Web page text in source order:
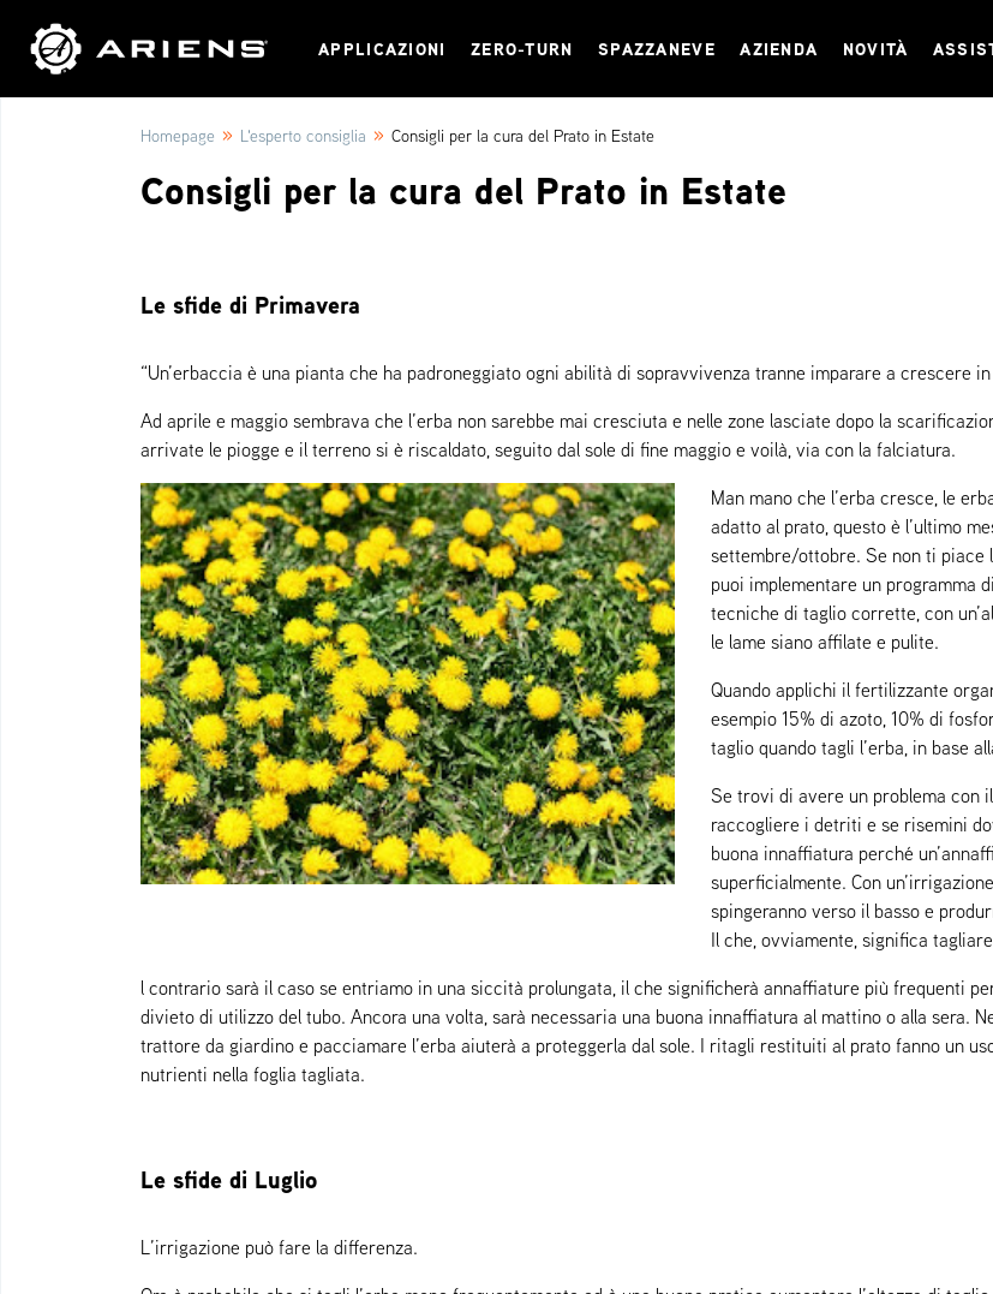
APPLICAZIONI ZERO-TURN SPAZZANEVE AZIENDA NOVITÀ
Homepage » L'esperto consiglia » Consigli per la cura del Prato in Estate
Consigli per la cura del Prato in Estate
Le sfide di Primavera
“Un’erbaccia è una pianta che ha padroneggiato ogni abilità di sopravvivenza tranne imparare a crescere
Ad aprile e maggio sembrava che l’erba non sarebbe mai cresciuta e nelle zone lasciate dopo la
arrivate le piogge e il terreno si è riscaldato, seguito dal sole di fine maggio e voilà, via con la falciatura.
Man mano che l’erba cresce, le
adatto al prato, questo è l’ultimo
settembre/ottobre. Se non ti piace
puoi implementare un programma
tecniche di taglio corrette, con
le lame siano affilate e pulite.
Quando applichi il fertilizzante
esempio 15% di azoto, 10% di
taglio quando tagli l’erba, in base
Se trovi di avere un problema con
raccogliere i detriti e se risemini
buona innaffiatura perché
superficialmente. Con
spingeranno verso il basso e
Il che, ovviamente, significa
l contrario sarà il caso se entriamo in una siccità prolungata, il che significherà annaffiature più frequenti
divieto di utilizzo del tubo. Ancora una volta, sarà necessaria una buona innaffiatura al mattino o alla sera.
trattore da giardino e pacciamare l’erba aiuterà a proteggerla dal sole. I ritagli restituiti al prato fanno un
nutrienti nella foglia tagliata.
Le sfide di Luglio
L’irrigazione può fare la differenza.